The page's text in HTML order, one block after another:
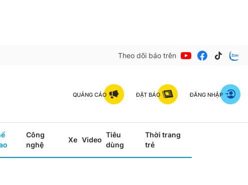
Theo dõi báo trên
QUẢNG CÁO ĐẶT BÁO ĐĂNG NHẬP
Công
nghệ
Xe Video
Tiêu
dùng
Thời trang
trẻ